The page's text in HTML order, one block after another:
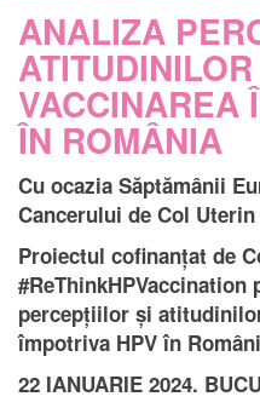
ANALIZA
VACCINAREA
ÎN ROMÂNIA
Cu ocazia Săptămânii
Cancerului de Col
Proiectul cofinanțat de
#ReThinkHPVaccination
percepțiilor și
împotriva HPV în
22 IANUARIE 2024.